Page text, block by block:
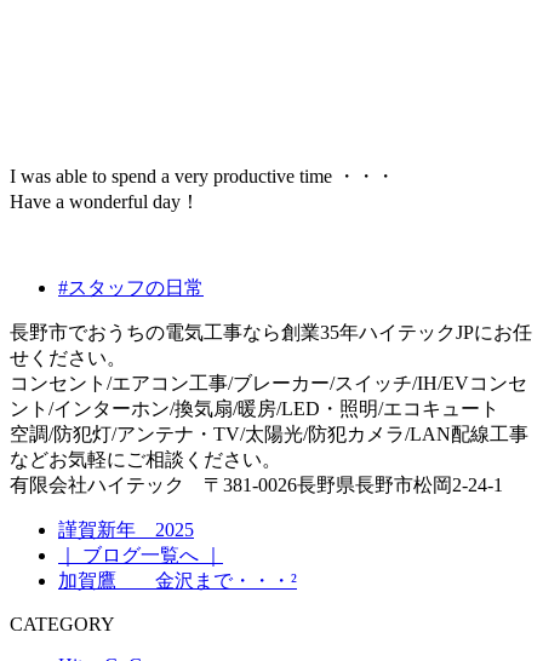
I was able to spend a very productive time ・・・
Have a wonderful day！
#スタッフの日常
長野市でおうちの電気工事なら創業35年ハイテックJPにお任
せください。
コンセント/エアコン工事/ブレーカー/スイッチ/IH/EVコンセ
ント/インターホン/換気扇/暖房/LED・照明/エコキュート
空調/防犯灯/アンテナ・TV/太陽光/防犯カメラ/LAN配線工事
などお気軽にご相談ください。
有限会社ハイテック 〒381-0026長野県長野市松岡2-24-1
謹賀新年 2025
｜ ブログ一覧へ ｜
加賀鷹 金沢まで・・・²
CATEGORY